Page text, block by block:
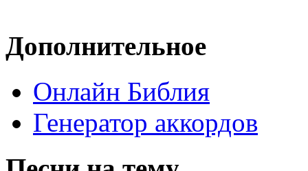
Дополнительное
Онлайн Библия
Генератор аккордов